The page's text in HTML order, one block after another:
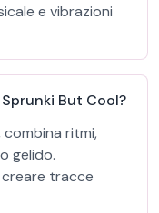
e vibrazioni
But Cool?
ritmi,
gelido.
tracce